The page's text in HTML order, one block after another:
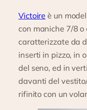
Victoire è un
con maniche 7/8
caratterizzate da
inserti in pizzo, in
del seno, ed in
davanti del
rifinito con un